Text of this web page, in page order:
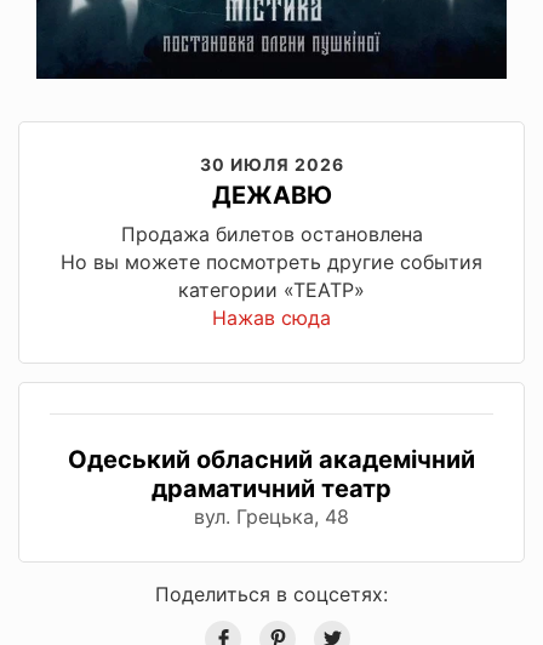
30 ИЮЛЯ 2026
ДЕЖАВЮ
Продажа билетов остановлена
Но вы можете посмотреть другие события
категории «ТЕАТР»
Нажав сюда
Одеський обласний академічний
драматичний театр
вул. Грецька, 48
Поделиться в соцсетях: